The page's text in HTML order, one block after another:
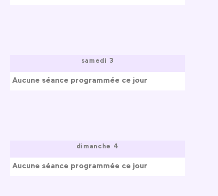
samedi 3
Aucune séance programmée ce jour
dimanche 4
Aucune séance programmée ce jour